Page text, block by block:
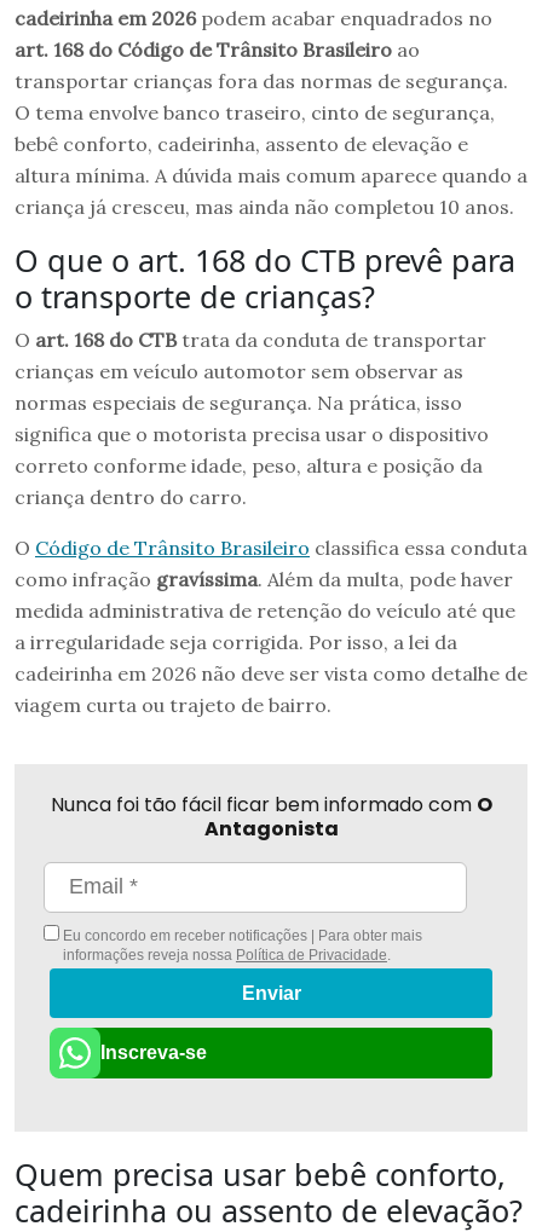
cadeirinha em 2026 podem acabar enquadrados no
art. 168 do Código de Trânsito Brasileiro ao
transportar crianças fora das normas de segurança.
O tema envolve banco traseiro, cinto de segurança,
bebê conforto, cadeirinha, assento de elevação e
altura mínima. A dúvida mais comum aparece quando a
criança já cresceu, mas ainda não completou 10 anos.
O que o art. 168 do CTB prevê para
o transporte de crianças?
O art. 168 do CTBtrata da conduta de transportar
crianças em veículo automotor sem observar as
normas especiais de segurança. Na prática, isso
significa que o motorista precisa usar o dispositivo
correto conforme idade, peso, altura e posição da
criança dentro do carro.
O Código de Trânsito Brasileiro classifica essa conduta
como infração gravíssima. Além da multa, pode haver
medida administrativa de retenção do veículo até que
a irregularidade seja corrigida. Por isso, a lei da
cadeirinha em 2026 não deve ser vista como detalhe de
viagem curta ou trajeto de bairro.
Nunca foi tão fácil ficar bem informado com O
Antagonista
Eu concordo em receber notificações | Para obter mais
informações reveja nossa Política de Privacidade
Enviar
Inscreva-se
Quem precisa usar bebê conforto,
cadeirinha ou assento de elevação?